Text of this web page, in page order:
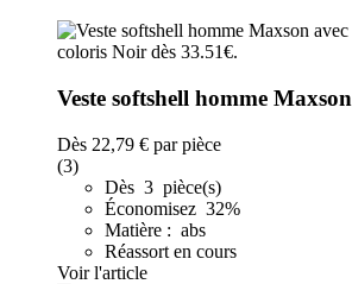
Veste softshell homme Maxson
Dès 22,79 € par pièce
(3)
Dès 3 pièce(s)
Économisez 32%
Matière : abs
Réassort en cours
Voir l'article